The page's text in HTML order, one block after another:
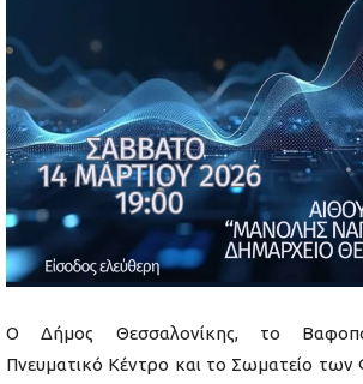
Ο Δήμος Θεσσαλονίκης, το
Πνευματικό Κέντρο και το Σωματείο των